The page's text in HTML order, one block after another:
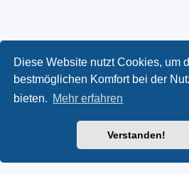
Diese Website nutzt Cookies, um
bestmöglichen Komfort bei der
bieten. Mehr erfahren
Verstanden!